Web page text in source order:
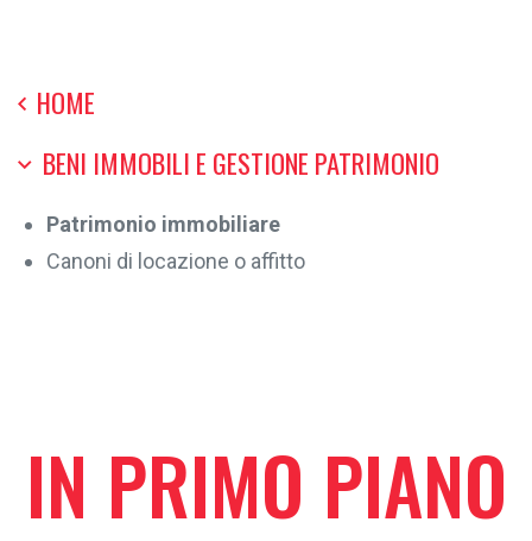
HOME
BENI IMMOBILI E GESTIONE PATRIMONIO
Patrimonio immobiliare
Canoni di locazione o affitto
IN PRIMO PIANO